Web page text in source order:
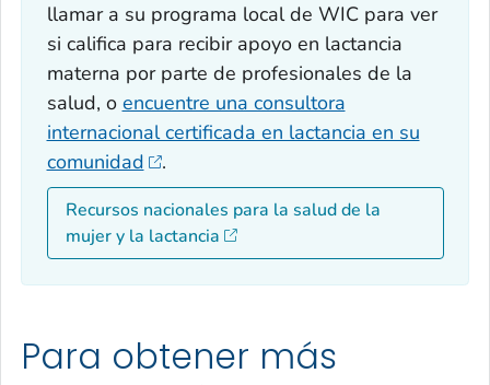
llamar a su programa local de WIC para ver
si califica para recibir apoyo en lactancia
materna por parte de profesionales de la
salud, o encuentre una consultora
internacional certificada en lactancia en su
comunidad
.
Recursos nacionales para la salud de la
mujer y la lactancia
Para obtener más